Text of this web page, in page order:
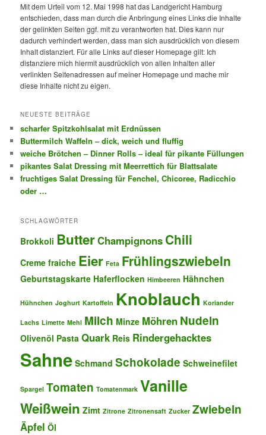
Mit dem Urteil vom 12. Mai 1998 hat das Landgericht Hamburg
entschieden, dass man durch die Anbringung eines Links die Inhalte
der gelinkten Seiten ggf. mit zu verantworten hat. Dies kann nur
dadurch verhindert werden, dass man sich ausdrücklich von diesem
Inhalt distanziert. Für alle Links auf dieser Homepage gilt: Ich
distanziere mich hiermit ausdrücklich von allen Inhalten aller
verlinkten Seitenadressen auf meiner Homepage und mache mir
diese Inhalte nicht zu eigen.
NEUESTE BEITRÄGE
scharfer Spitzkohlsalat mit Erdnüssen
Buttermilch Waffeln – dick, weich und fluffig
weiche Brötchen – Dinner Rolls – ideal für pikante Füllungen
pikantes Salat Dressing mit Meerrettich für Blattsalate
fruchtiges Salat Dressing für Fenchel, Chicoree, Radicchio
oder …
SCHLAGWÖRTER
Brokkoli ButterChampignons Chili
Creme fraiche Eier Feta Frühlingszwiebeln
Geburtstagskarte Haferflocken Himbeeren Hähnchen
Hühnchen Joghurt Kartoffeln Knoblauch Koriander
Lachs Limette Mehl Milch Minze Möhren Nudeln
Olivenöl Pasta Quark Reis Rindergehacktes
Sahne Schmand Schokolade Schweinefilet
Spargel Tomaten Tomatenmark Vanille
Weißwein Zimt Zitrone Zitronensaft Zucker Zwiebeln
Äpfel Öl